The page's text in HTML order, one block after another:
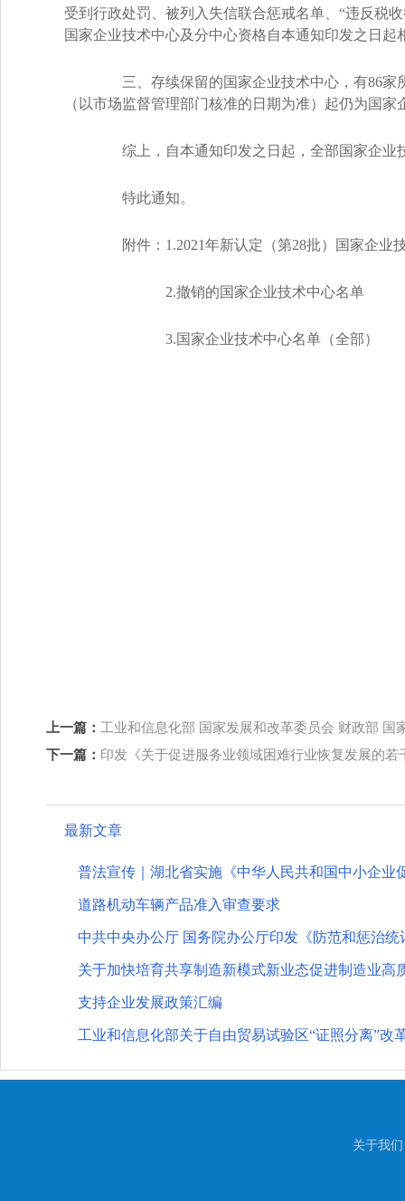
受到行政处罚、被列入失信联合惩戒名单、“违反税
国家企业技术中心及分中心资格自本通知印发之日起
三、存续保留的国家企业技术中心，有86家
（以市场监督管理部门核准的日期为准）起仍为国
综上，自本通知印发之日起，全部国家企业
特此通知。
附件：1.2021年新认定（第28批）国家企业
2.撤销的国家企业技术中心名单
3.国家企业技术中心名单（全部）
上一篇： 工业和信息化部 国家发展和改革委员会 财政部 国
下一篇： 印发《关于促进服务业领域困难行业恢复发展的若
最新文章
普法宣传｜湖北省实施《中华人民共和国中小企业
道路机动车辆产品准入审查要求
中共中央办公厅 国务院办公厅印发《防范和惩治
关于加快培育共享制造新模式新业态促进制造业高
支持企业发展政策汇编
工业和信息化部关于自由贸易试验区“证照分离”改
关于我们